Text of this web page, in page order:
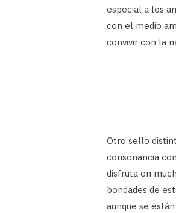
especial a los
con el medio
convivir con la
Otro sello
consonancia
disfruta en
bondades de
aunque se